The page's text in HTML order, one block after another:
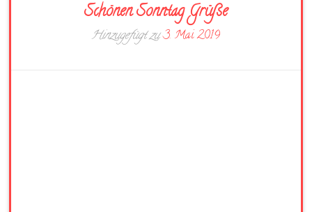
Schönen Sonntag Grüße
Hinzugefügt zu3. Mai 2019